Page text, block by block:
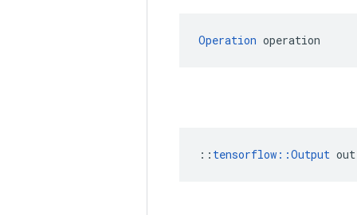
Operation operation
:: tensorflow::Output out